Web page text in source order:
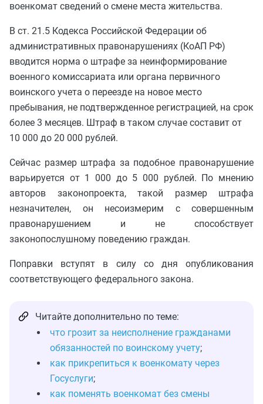
военкомат сведений о смене места жительства.
В ст. 21.5 Кодекса Российской Федерации об
административных правонарушениях (КоАП РФ)
вводится норма о штрафе за неинформирование
военного комиссариата или органа первичного
воинского учета о переезде на новое место
пребывания, не подтвержденное регистрацией, на срок
более 3 месяцев. Штраф в таком случае составит от
10 000 до 20 000 рублей.
Сейчас размер штрафа за подобное правонарушение
варьируется от 1 000 до 5 000 рублей. По мнению
авторов законопроекта, такой размер штрафа
незначителен, он несоизмерим с совершенным
правонарушением и не способствует
законопослушному поведению граждан.
Поправки вступят в силу со дня опубликования
соответствующего федерального закона.
Читайте дополнительно по теме:
что грозит за неисполнение гражданами
обязанностей по воинскому учету;
как прикрепиться к военкомату через
Госуслуги;
как поменять военкомат без смены